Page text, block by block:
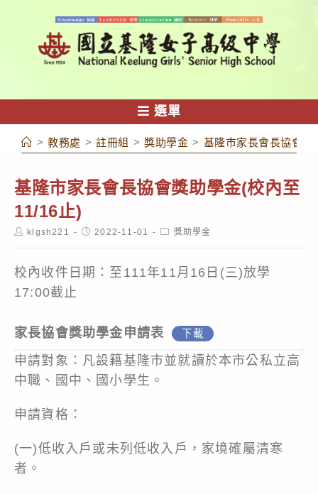
容
選單
> 教務處 > 註冊組 > 獎助學金 > 基隆市家長會長協會
基隆市家長會長協會獎助學金(校內至
11/16止)
Postklgsh221
Post2022-11-01
Post獎助學金
校內收件日期：至111年11月16日(三)放學
17:00截止
家長協會獎助學金申請表 下載
申請對象：凡設籍基隆市並就讀於本市公私立高
中職、國中、國小學生。
申請資格：
(一)低收入戶或未列低收入戶，家境確屬清寒
者。